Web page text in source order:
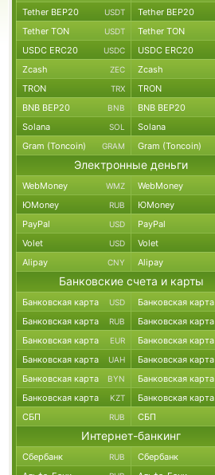
Tether BEP20 USDT Tether BEP20
Tether TON USDT Tether TON
USDC ERC20 USDC USDC ERC20
Zcash ZEC Zcash
TRON TRX TRON
BNB BEP20 BNB BNB BEP20
Solana SOL Solana
Gram (Toncoin) GRAM Gram (Toncoin)
Электронные деньги
WebMoney WMZ WebMoney
ЮMoney RUB ЮMoney
PayPal USD PayPal
Volet USD Volet
Alipay CNY Alipay
Банковские счета и карты
Банковская карта USD Банковская карта
Банковская карта RUB Банковская карта
Банковская карта EUR Банковская карта
Банковская карта UAH Банковская карта
Банковская карта BYN Банковская карта
Банковская карта KZT Банковская карта
СБП RUB СБП
Интернет-банкинг
Сбербанк RUB Сбербанк